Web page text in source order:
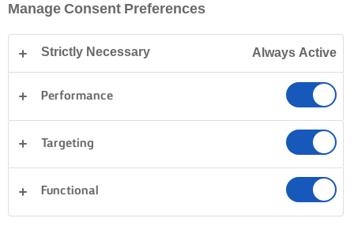
Manage Consent Preferences
Strictly Necessary Always Active
Performance
Targeting
Functional